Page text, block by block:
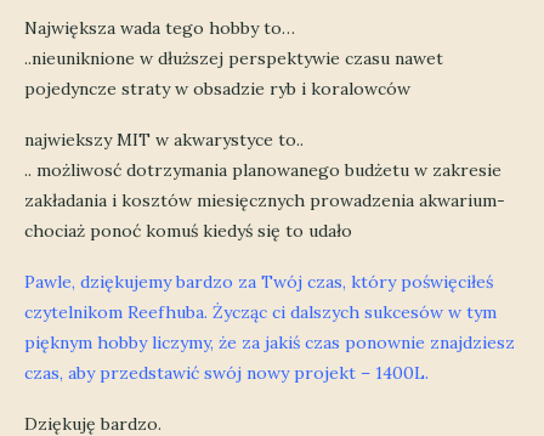
Największa wada tego hobby to…
..nieuniknione w dłuższej perspektywie czasu nawet
pojedyncze straty w obsadzie ryb i koralowców
najwiekszy MIT w akwarystyce to..
.. możliwosć dotrzymania planowanego budżetu w zakresie
zakładania i kosztów miesięcznych prowadzenia akwarium-
chociaż ponoć komuś kiedyś się to udało
Pawle, dziękujemy bardzo za Twój czas, który poświęciłeś
czytelnikom Reefhuba. Życząc ci dalszych sukcesów w tym
pięknym hobby liczymy, że za jakiś czas ponownie znajdziesz
czas, aby przedstawić swój nowy projekt – 1400L.
Dziękuję bardzo.